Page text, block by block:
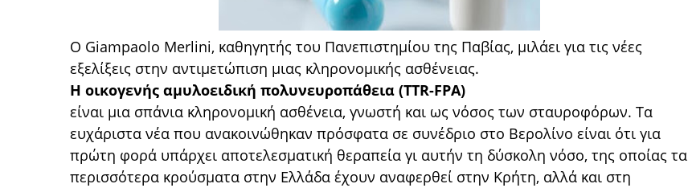
Ο Giampaolo Merlini, καθηγητής του Πανεπιστημίου της Παβίας, μιλάει για τις νέες
εξελίξεις στην αντιμετώπιση μιας κληρονομικής ασθένειας.
Η οικογενής αμυλοειδική πολυνευροπάθεια (TTR-FPA)
είναι μια σπάνια κληρονομική ασθένεια, γνωστή και ως νόσος των σταυροφόρων. Τα
ευχάριστα νέα που ανακοινώθηκαν πρόσφατα σε συνέδριο στο Βερολίνο είναι ότι για
πρώτη φορά υπάρχει αποτελεσματική θεραπεία γι αυτήν τη δύσκολη νόσο, της οποίας τα
περισσότερα κρούσματα στην Ελλάδα έχουν αναφερθεί στην Κρήτη, αλλά και στη